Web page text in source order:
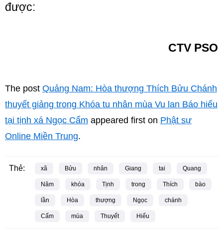
được:
CTV PSO
The post Quảng Nam: Hòa thượng Thích Bửu Chánh
thuyết giảng trong Khóa tu nhân mùa Vu lan Báo hiếu
tại tịnh xá Ngọc Cẩm appeared first on Phật sự
Online Miền Trung.
Thẻ: xã Bửu nhân Giang tai Quang
Năm khóa Tịnh trong Thích bào
lần Hòa thượng Ngọc chánh
Cấm mùa Thuyết Hiếu